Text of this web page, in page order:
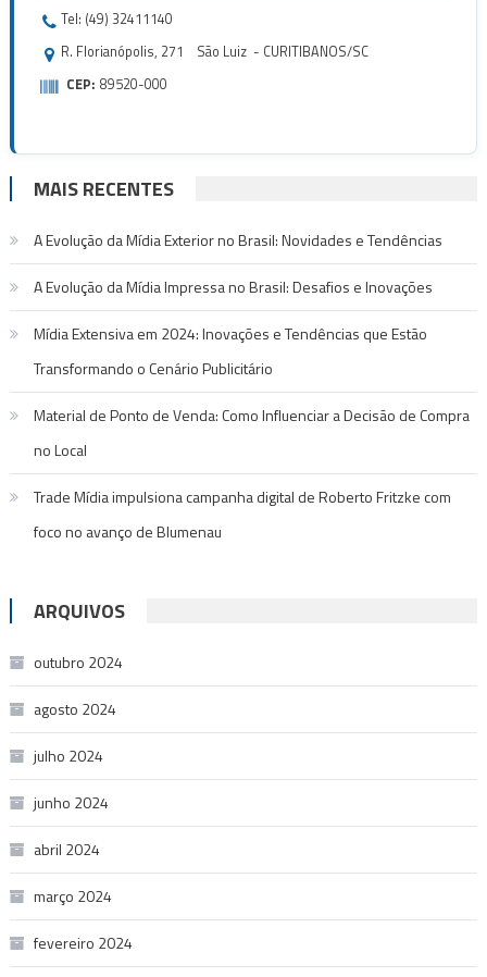
Tel: (49) 32411140
R. Florianópolis, 271 São Luiz - CURITIBANOS/SC
CEP: 89520-000
MAIS RECENTES
A Evolução da Mídia Exterior no Brasil: Novidades e Tendências
A Evolução da Mídia Impressa no Brasil: Desafios e Inovações
Mídia Extensiva em 2024: Inovações e Tendências que Estão
Transformando o Cenário Publicitário
Material de Ponto de Venda: Como Influenciar a Decisão de Compra
no Local
Trade Mídia impulsiona campanha digital de Roberto Fritzke com
foco no avanço de Blumenau
ARQUIVOS
outubro 2024
agosto 2024
julho 2024
junho 2024
abril 2024
março 2024
fevereiro 2024